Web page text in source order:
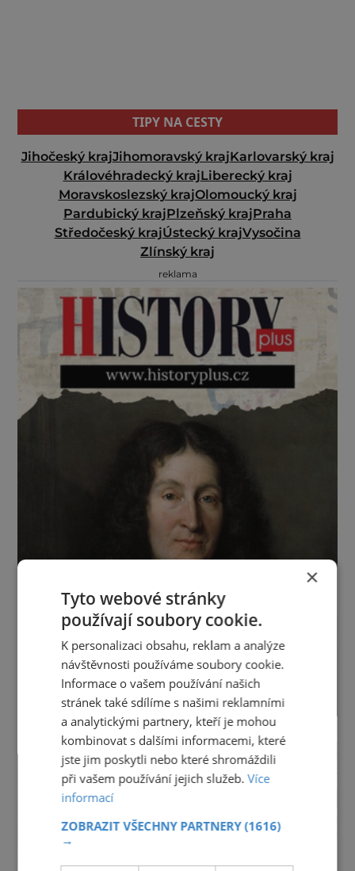
TIPY NA CESTY
Jihočeský krajJihomoravský krajKarlovarský kraj
Královéhradecký krajLiberecký kraj
Moravskoslezský krajOlomoucký kraj
Pardubický krajPlzeňský krajPraha
Středočeský krajÚstecký krajVysočina
Zlínský kraj
reklama
×
Tyto webové stránky
používají soubory cookie.
K personalizaci obsahu, reklam a analýze
návštěvnosti používáme soubory cookie.
Informace o vašem používání našich
stránek také sdílíme s našimi reklamními
a analytickými partnery, kteří je mohou
kombinovat s dalšími informacemi, které
jste jim poskytli nebo které shromáždili
při vašem používání jejich služeb.Více
informací
ZOBRAZIT VŠECHNY PARTNERY(1616)
→